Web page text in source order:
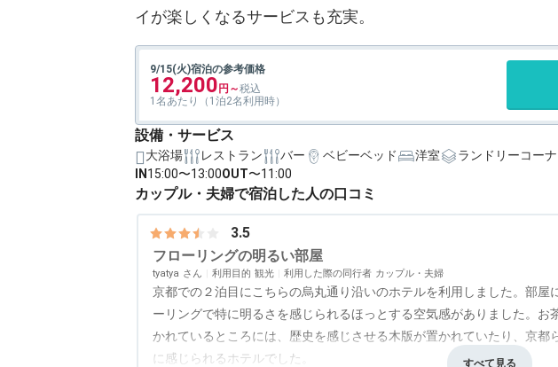
イが楽しくなるサービスも充実。
9/15(火)宿泊の参考価格
12,200
1名あたり（1泊2名利用時）
設備・サービス
大浴場 レストラン バー ベビーベッド 洋室
ランドリーコー
IN 15:00〜13:00OUT〜11:00
カップル・夫婦で宿泊した人の口コミ
3.5
フローリングの明るい部屋
tyatya 利用目的 観光 利用した際の同行者 カップル・夫婦
京都での２泊目にこちらの烏丸通り沿いのホテルを利用しました。部屋
ーリングで特に明るさを感じられるほっとする空気感がありました。お
かれているところには、歴史を感じさせる木版が置かれていたり、京都
に感じられるホテルでした。